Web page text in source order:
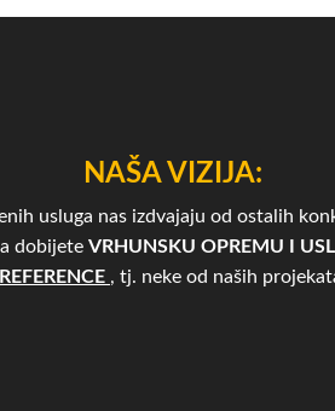
NAŠA VIZIJA:
usluga nas izdvajaju od ostalih
dobijete VRHUNSKU OPREMU I
REFERENCE , tj. neke od naših